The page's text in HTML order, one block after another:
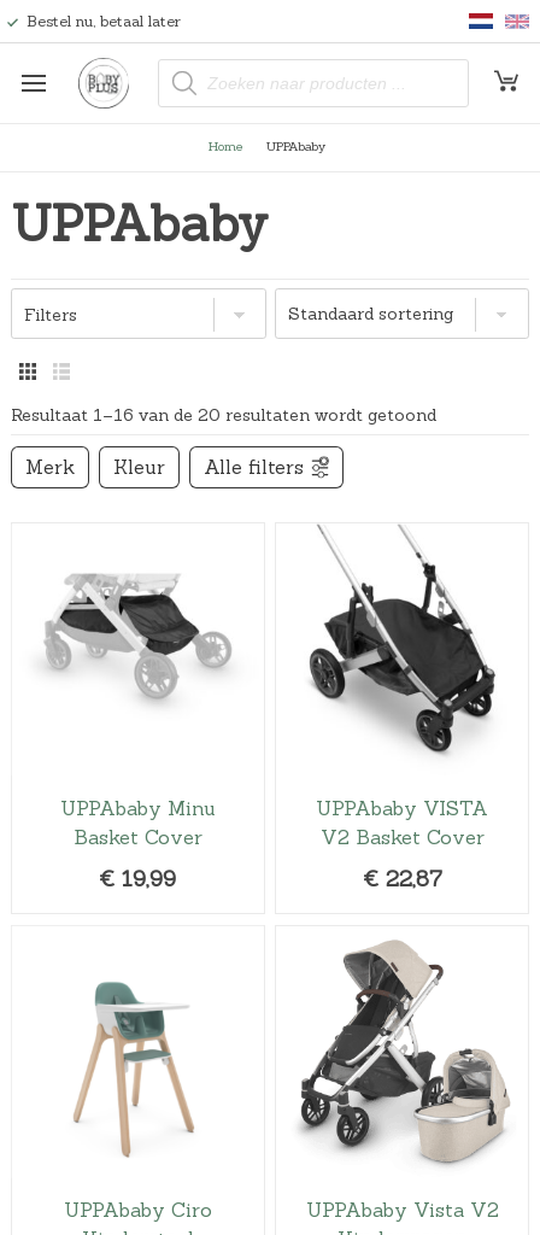
Bestel nu, betaal later
P
o
n
z
o
e
Home UPPAbaby
UPPAbaby
Filters
Resultaat 1–16 van de 20 resultaten wordt getoond
Merk Kleur Alle filters
UPPAbaby Minu
Basket Cover
€ 19,99
UPPAbaby VISTA
V2 Basket Cover
€ 22,87
UPPAbaby Ciro
UPPAbaby Vista V2